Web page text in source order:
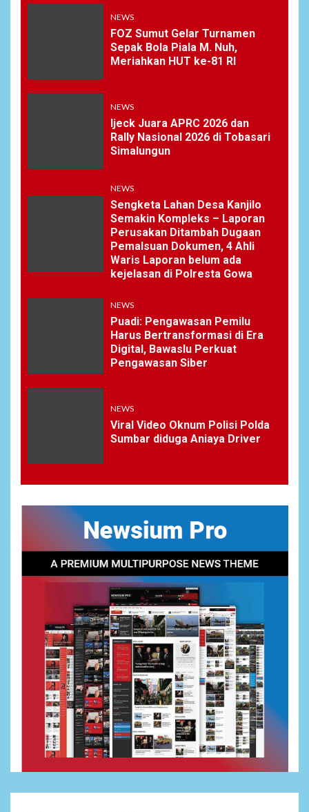
NEWS
FOZ Sumut Gelar Turnamen
Sepak Bola Piala M. Nuh,
Meriahkan HUT ke-81 RI
NEWS
Ijeck Juara APRC 2026 dan
Rally Nasional 2026 di Tobasari
Simalungun
NEWS
Sengketa Lahan Desa Kanjilo
Semakin Kompleks – Laporan
Perusakan Ditambah Dugaan
Pemalsuan Dokumen, 4 Ahli
Waris Laporan belum ada
kejelasan di Polresta Gowa
NEWS
Puadi: Pengawasan Pemilu
Harus Bertransformasi di Era
Digital, Bawaslu Perkuat
Pengawasan Siber
NEWS
Viral Video Oknum Polisi Polda
Sumbar diduga Aniaya Driver